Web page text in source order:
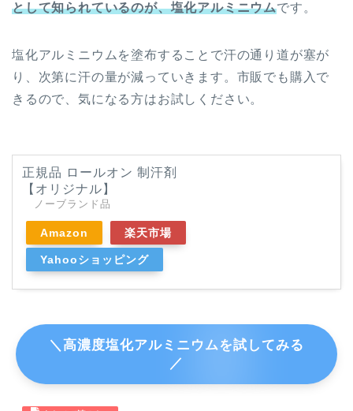
として知られているのが、塩化アルミニウムです。
塩化アルミニウムを塗布することで汗の通り道が塞が
り、次第に汗の量が減っていきます。市販でも購入で
きるので、気になる方はお試しください。
正規品 ロールオン 制汗剤
【オリジナル】
ノーブランド品
Amazon 楽天市場
Yahooショッピング
＼高濃度塩化アルミニウムを試してみる
／